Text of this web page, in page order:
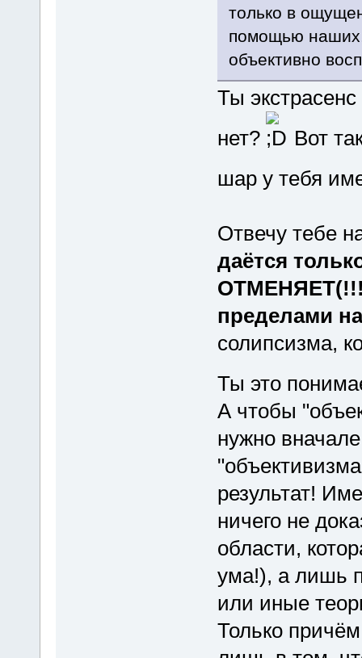
только в
помощью
объективно
Ты
нет?
Вот
шар у тебя
Отвечу тебе
даётся
пределами
солипсизма,
Ты это
А чтобы
нужно
результат!
ничего не
области,
ума!), а лишь
или иные
Только